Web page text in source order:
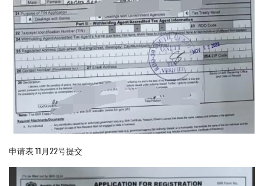
申请表 11月22号提交